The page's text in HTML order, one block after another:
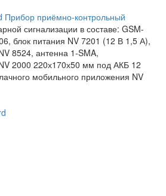
Прибор приёмно-контрольный
сигнализации в составе: GSM-
блок питания NV 7201 (12 В 1,5 А),
8524, антенна 1-SMA,
2000 220х170х50 мм под АКБ 12
мобильного приложения NV